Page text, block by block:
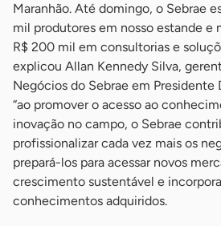
Maranhão. Até domingo, o Sebrae
mil produtores em nosso estande e
R$ 200 mil em consultorias e
explicou Allan Kennedy Silva,
Negócios do Sebrae em Presidente
“ao promover o acesso ao
inovação no campo, o Sebrae
profissionalizar cada vez mais os
prepará-los para acessar novos
crescimento sustentável e
conhecimentos adquiridos.